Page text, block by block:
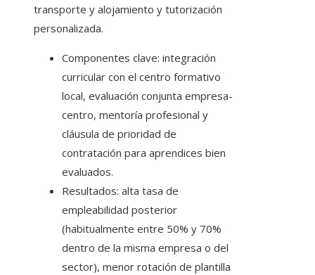
transporte y alojamiento y tutorización
personalizada.
Componentes clave: integración
curricular con el centro formativo
local, evaluación conjunta empresa-
centro, mentoría profesional y
cláusula de prioridad de
contratación para aprendices bien
evaluados.
Resultados: alta tasa de
empleabilidad posterior
(habitualmente entre 50% y 70%
dentro de la misma empresa o del
sector), menor rotación de plantilla